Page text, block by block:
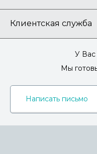
Клиентская служба
У Вас
Мы
Написать письмо